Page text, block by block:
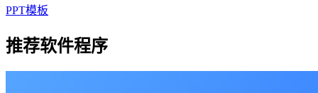
PPT模板
推荐软件程序